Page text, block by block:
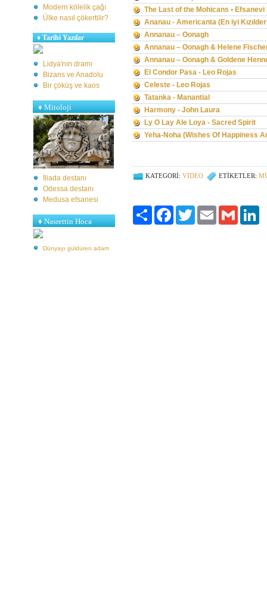
Modern kölelik çağı
Ülke nasıl çökertilir?
♦ Tarihi Yazılar
Lidya'nın dramı
Bizans ve Anadolu
Bir çöküş ve kaos
♦Mitoloji
İliada destanı
Odessa destanı
Medusa efsanesi
♦ Nasrettin Hoca
Dünyayı güldüren adam
The Last of the Mohicans •
Ananau - Americanta (En iyi
Annanau – Oonagh
Annanau – Oonagh & Helene
Annanau – Oonagh & Goldene
El Condor Pasa - Leo Rojas
Celeste - Leo Rojas
Tatanka - Manantial
Harmony - John Laura
Ly O Lay Ale Loya - Sacred Spirit
Yeha-Noha (Wishes Of Happiness
KATEGORI: VIDEO ETIKETLER:
Paylaş FacebookTwitter Email Gmail